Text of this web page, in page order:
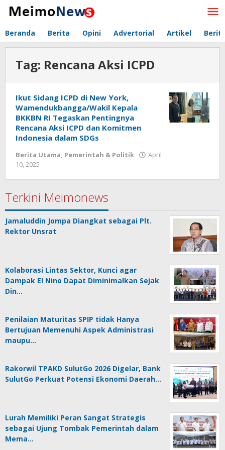
Lewati
Beranda Berita Opini Advertorial Artikel
Tag: Rencana Aksi ICPD
Ikut Sidang ICPD di New York,
Wamendukbangga/Wakil Kepala
BKKBN RI Tegaskan Pentingnya
Rencana Aksi ICPD dan Komitmen
Indonesia dalam SDGs
Berita Utama, Pemerintah & Politik
April
10, 2025
Terkini Meimonews
Jamaluddin Jompa Diangkat sebagai Plt.
Rektor Unsrat
Kolaborasi Lintas Sektor, Kunci agar
Dampak El Nino Dapat Diminimalkan Sejak
Din…
Penilaian Maturitas SPIP tidak Hanya
Bertujuan Memenuhi Aspek Administrasi
maupu…
Rakorwil TPAKD SulutGo 2026 Digelar, Bank
SulutGo Perkuat Potensi Ekonomi Daerah…
Lurah Memiliki Peran Sangat Strategis
sebagai Ujung Tombak Pemerintah dalam
Mema…